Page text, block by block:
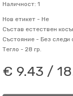
Наличност: 1
Нов етикет - Не
Състав естествен
Състояние - Без следи
Тегло - 28 гр.
€ 9.43 /